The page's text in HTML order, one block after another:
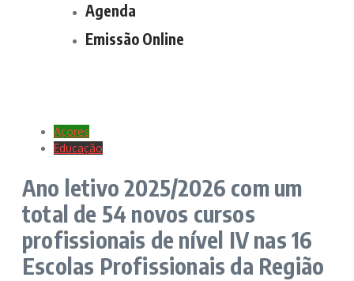
Agenda
Emissão Online
Açores
Educação
Ano letivo 2025/2026 com um
total de 54 novos cursos
profissionais de nível IV nas 16
Escolas Profissionais da Região